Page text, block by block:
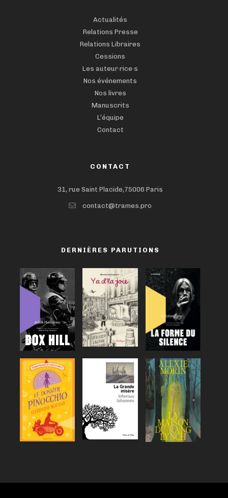
Actualités
Relations Presse
Relations Libraires
Cessions
Les auteur·rice·s
Nos événements
Nos livres
Manuscrits
L’équipe
Contact
CONTACT
31, rue Saint Placide,75006 Paris
contact@trames.pro
DERNIÈRES PARUTIONS